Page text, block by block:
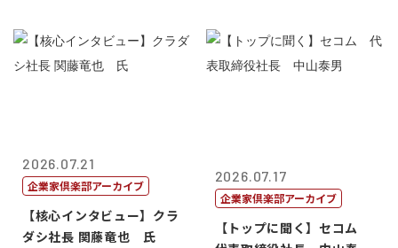
2026.07.21
企業家倶楽部アーカイブ
【核心インタビュー】クラ
ダシ社長 関藤竜也 氏
2026.07.17
企業家倶楽部アーカイブ
【トップに聞く】セコム